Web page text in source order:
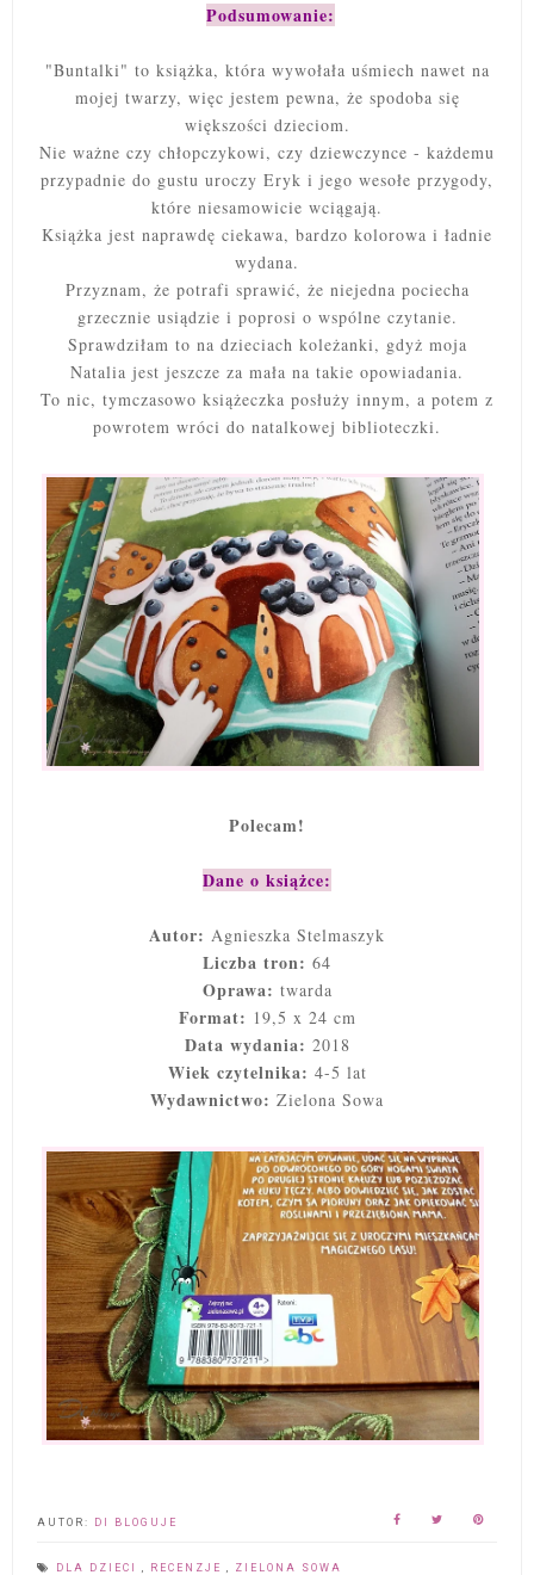
Podsumowanie:
"Buntalki" to książka, która wywołała uśmiech nawet na
mojej twarzy, więc jestem pewna, że spodoba się
większości dzieciom.
Nie ważne czy chłopczykowi, czy dziewczynce - każdemu
przypadnie do gustu uroczy Eryk i jego wesołe przygody,
które niesamowicie wciągają.
Książka jest naprawdę ciekawa, bardzo kolorowa i ładnie
wydana.
Przyznam, że potrafi sprawić, że niejedna pociecha
grzecznie usiądzie i poprosi o wspólne czytanie.
Sprawdziłam to na dzieciach koleżanki, gdyż moja
Natalia jest jeszcze za mała na takie opowiadania.
To nic, tymczasowo książeczka posłuży innym, a potem z
powrotem wróci do natalkowej biblioteczki.
Polecam!
Dane o książce:
Autor: Agnieszka Stelmaszyk
Liczba tron: 64
Oprawa: twarda
Format: 19,5 x 24 cm
Data wydania: 2018
Wiek czytelnika: 4-5 lat
Wydawnictwo: Zielona Sowa
AUTOR: DI BLOGUJE
DLA DZIECI RECENZJE ZIELONA SOWA